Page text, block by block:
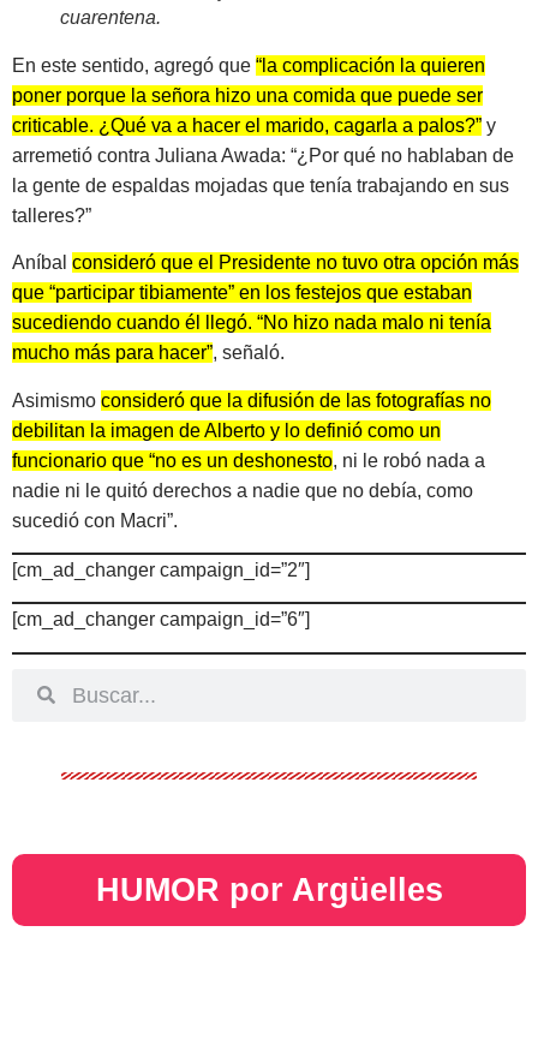
cuarentena.
En este sentido, agregó que “la complicación la quieren
poner porque la señora hizo una comida que puede ser
criticable. ¿Qué va a hacer el marido, cagarla a palos?” y
arremetió contra Juliana Awada: “¿Por qué no hablaban de
la gente de espaldas mojadas que tenía trabajando en sus
talleres?”
Aníbal consideró que el Presidente no tuvo otra opción más
que “participar tibiamente” en los festejos que estaban
sucediendo cuando él llegó. “No hizo nada malo ni tenía
mucho más para hacer”, señaló.
Asimismo consideró que la difusión de las fotografías no
debilitan la imagen de Alberto y lo definió como un
funcionario que “no es un deshonesto, ni le robó nada a
nadie ni le quitó derechos a nadie que no debía, como
sucedió con Macri”.
[cm_ad_changer campaign_id=”2″]
[cm_ad_changer campaign_id=”6″]
HUMOR por Argüelles​